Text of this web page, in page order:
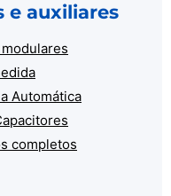
e auxiliares
Automática
completos